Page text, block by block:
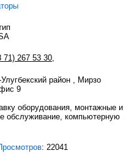
71) 267 53 30
район , Мирзо
9
оборудования, монтажные и
обслуживание, компьютерную
: 22041